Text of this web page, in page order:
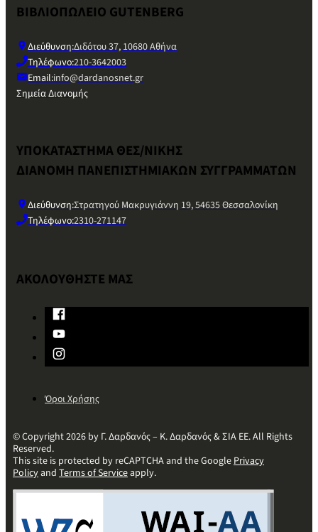
ΒΙΒΛΙΟΠΩΛΕΙΟ GUTENBERG
Διεύθυνση:Διδότου 37, 10680 Αθήνα
Τηλέφωνο:210-3642003
Email:info@dardanosnet.gr
Σημεία Διανομής
ΥΠΟΚΑΤΑΣΤΗΜΑ ΘΕΣ/ΝΙΚΗΣ
ΔΙΑΝΟΜΗ ΠΑΝΕΠΙΣΤΗΜΙΑΚΩΝ ΣΥΓΓΡΑΜΜΑΤΩΝ
Διεύθυνση:Στρατηγού Μακρυγιάννη 19, 54635 Θεσσαλονίκη
Τηλέφωνο:2310-271147
ΑΚΟΛΟΥΘΗΣΤΕ ΜΑΣ
Όροι Χρήσης
© Copyright 2026 by Γ. Δαρδανός – Κ. Δαρδανός & ΣΙΑ ΕΕ. All Rights
Reserved.
This site is protected by reCAPTCHA and the GooglePrivacy
Policyand Terms of Serviceapply.